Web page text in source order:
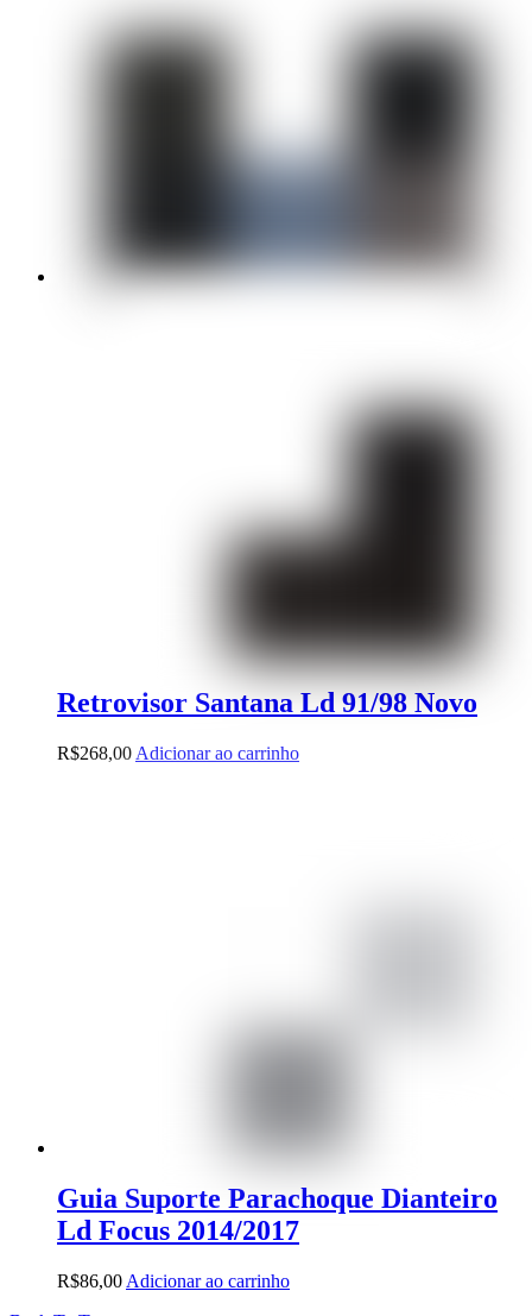
Retrovisor Santana Ld 91/98 Novo
R$268,00 Adicionar ao carrinho
Guia Suporte Parachoque Dianteiro
Ld Focus 2014/2017
R$86,00 Adicionar ao carrinho